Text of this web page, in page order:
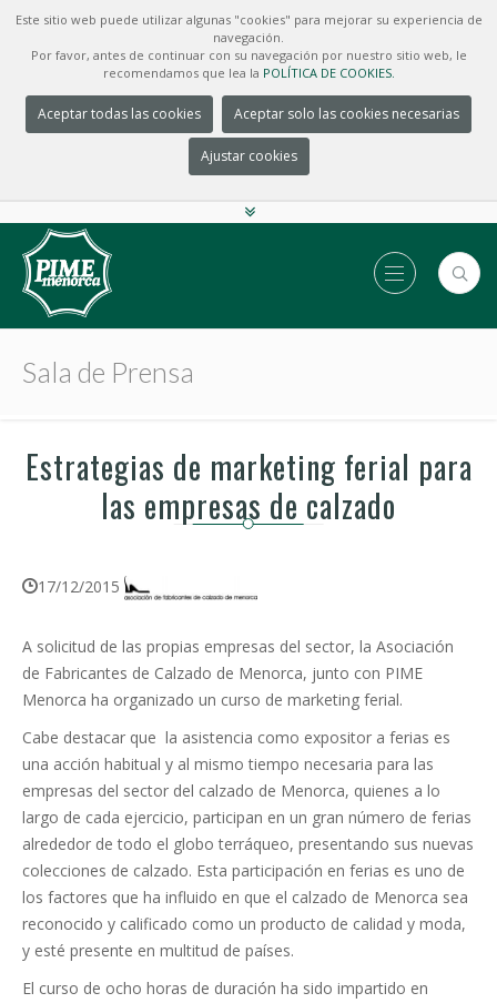
Este sitio web puede utilizar algunas "cookies" para mejorar su experiencia de
navegación.
Por favor, antes de continuar con su navegación por nuestro sitio web, le
recomendamos que lea la POLÍTICA DE COOKIES.
Aceptar todas las cookies Aceptar solo las cookies necesarias
Ajustar cookies
Sala de Prensa
Estrategias de marketing ferial para
las empresas de calzado
17/12/2015
A solicitud de las propias empresas del sector, la Asociación
de Fabricantes de Calzado de Menorca, junto con PIME
Menorca ha organizado un curso de marketing ferial.
Cabe destacar que la asistencia como expositor a ferias es
una acción habitual y al mismo tiempo necesaria para las
empresas del sector del calzado de Menorca, quienes a lo
largo de cada ejercicio, participan en un gran número de ferias
alrededor de todo el globo terráqueo, presentando sus nuevas
colecciones de calzado. Esta participación en ferias es uno de
los factores que ha influido en que el calzado de Menorca sea
reconocido y calificado como un producto de calidad y moda,
y esté presente en multitud de países.
El curso de ocho horas de duración ha sido impartido en